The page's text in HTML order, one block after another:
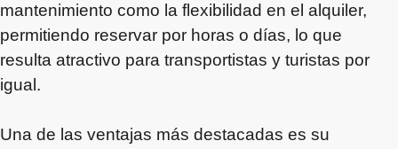
mantenimiento como la flexibilidad en el alquiler,
permitiendo reservar por horas o días, lo que
resulta atractivo para transportistas y turistas por
igual.
Una de las ventajas más destacadas es su